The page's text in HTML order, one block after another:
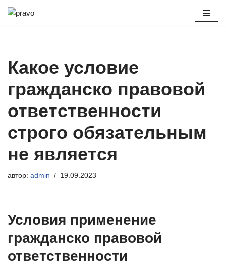
Какое условие
гражданско правовой
ответственности
строго обязательным
не является
автор: admin 19.09.2023
Условия применение
гражданско правовой
ответственности